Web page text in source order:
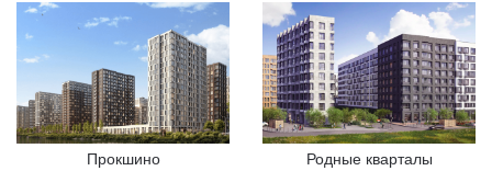
Прокшино Родные кварталы